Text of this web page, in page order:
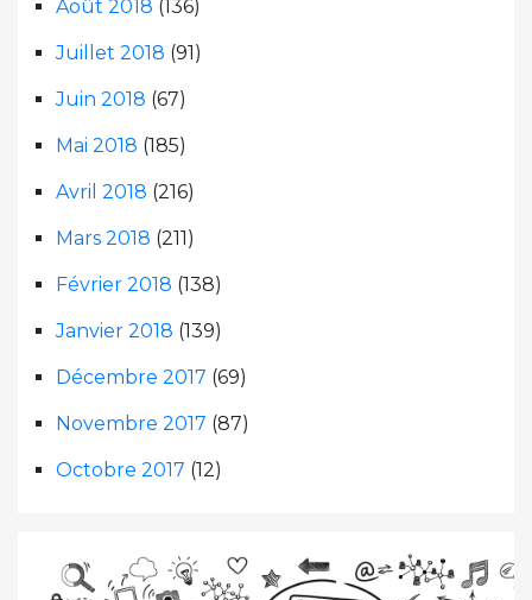
Août 2018 (136)
Juillet 2018 (91)
Juin 2018 (67)
Mai 2018 (185)
Avril 2018 (216)
Mars 2018 (211)
Février 2018 (138)
Janvier 2018 (139)
Décembre 2017 (69)
Novembre 2017 (87)
Octobre 2017 (12)